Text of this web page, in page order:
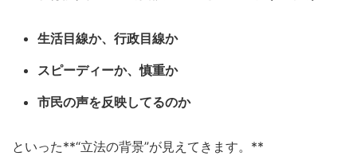
生活目線か、行政目線か
スピーディーか、慎重か
市民の声を反映してるのか
といった**“立法の背景”が見えてきます。**